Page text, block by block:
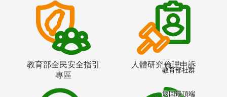
教育部全民安全指引
專區
人體研究倫理申訴
教育部社群
返回最頂端